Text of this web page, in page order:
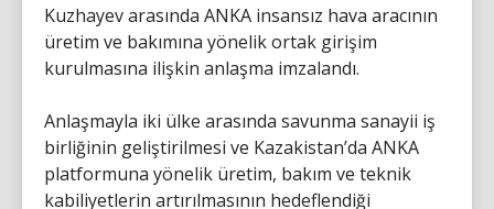
Kuzhayev arasında ANKA insansız hava aracının
üretim ve bakımına yönelik ortak girişim
kurulmasına ilişkin anlaşma imzalandı.
Anlaşmayla iki ülke arasında savunma sanayii iş
birliğinin geliştirilmesi ve Kazakistan’da ANKA
platformuna yönelik üretim, bakım ve teknik
kabiliyetlerin artırılmasının hedeflendiği